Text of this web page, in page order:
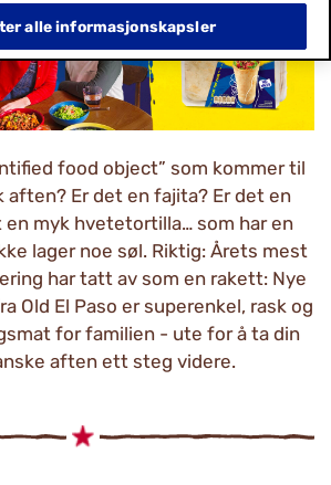
food object” som kommer til
aften? Er det en fajita? Er det en
en myk hvetetortilla… som har en
lager noe søl. Riktig: Årets mest
har tatt av som en rakett: Nye
Old El Paso er superenkel, rask og
for familien - ute for å ta din
aften ett steg videre.
alle informasjonskapsler